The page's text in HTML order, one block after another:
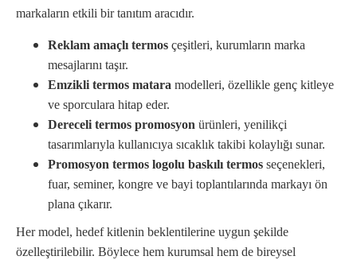
markaların etkili bir tanıtım aracıdır.
Reklam amaçlı termos çeşitleri, kurumların marka
mesajlarını taşır.
Emzikli termos matara modelleri, özellikle genç kitleye
ve sporculara hitap eder.
Dereceli termos promosyon ürünleri, yenilikçi
tasarımlarıyla kullanıcıya sıcaklık takibi kolaylığı sunar.
Promosyon termos logolu baskılı termos seçenekleri,
fuar, seminer, kongre ve bayi toplantılarında markayı ön
plana çıkarır.
Her model, hedef kitlenin beklentilerine uygun şekilde
özelleştirilebilir. Böylece hem kurumsal hem de bireysel